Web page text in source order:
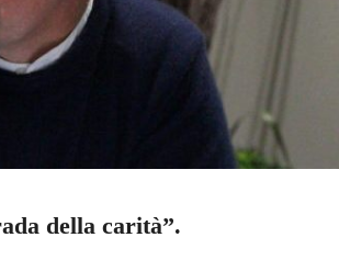
della carità”.